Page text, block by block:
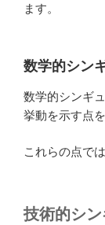
ます。
数学的シン
数学的シンギ
挙動を示す点
これらの点で
技術的シ